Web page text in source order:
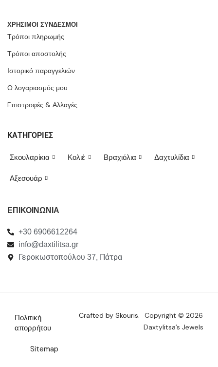
ΧΡΗΣΙΜΟΙ ΣΥΝΔΕΣΜΟΙ
Τρόποι πληρωμής
Τρόποι αποστολής
Ιστορικό παραγγελιών
Ο λογαριασμός μου
Eπιστροφές & Αλλαγές
ΚΑΤΗΓΟΡΙΕΣ
Σκουλαρίκια Κολιέ Βραχιόλια Δαχτυλίδια
Αξεσουάρ
ΕΠΙΚΟΙΝΩΝΙΑ
+30 6906612264
info@daxtilitsa.gr
Γεροκωστοπούλου 37, Πάτρα
Πολιτική
απορρήτου
Sitemap
Crafted by Skouris.
Copyright © 2026
Daxtylitsa’s Jewels